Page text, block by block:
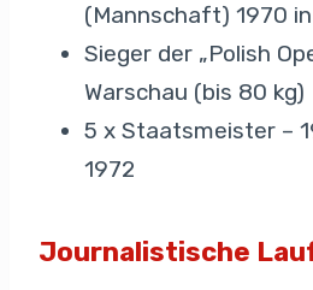
(Mannschaft) 1970
Sieger der „Polish
Warschau (bis 80 kg)
5 x Staatsmeister –
1972
Journalistische